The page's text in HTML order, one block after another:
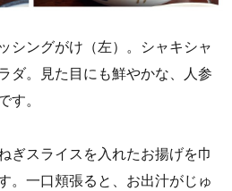
ングがけ（左）。シャキシャ
ダ。見た目にも鮮やかな、人参
。
ぎスライスを入れたお揚げを巾
。一口頬張ると、お出汁がじゅ